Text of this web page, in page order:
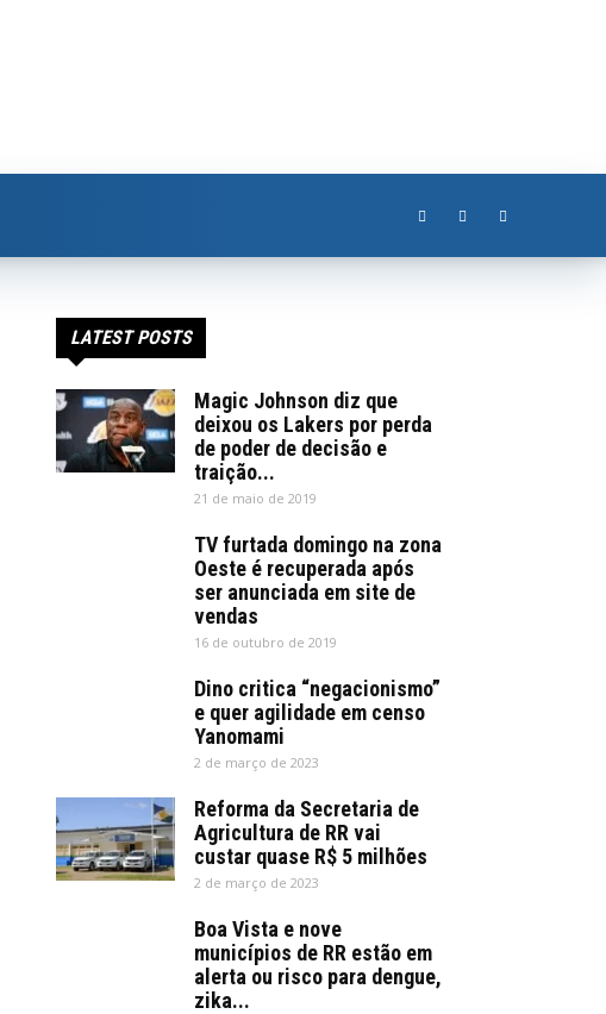
LATEST POSTS
Magic Johnson diz que
deixou os Lakers por perda
de poder de decisão e
traição...
21 de maio de 2019
TV furtada domingo na zona
Oeste é recuperada após
ser anunciada em site de
vendas
16 de outubro de 2019
Dino critica “negacionismo”
e quer agilidade em censo
Yanomami
2 de março de 2023
Reforma da Secretaria de
Agricultura de RR vai
custar quase R$ 5 milhões
2 de março de 2023
Boa Vista e nove
municípios de RR estão em
alerta ou risco para dengue,
zika...